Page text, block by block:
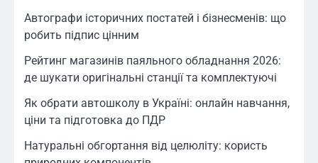
Автографи історичних постатей і бізнесменів: що
робить підпис цінним
Рейтинг магазинів паяльного обладнання 2026:
де шукати оригінальні станції та комплектуючі
Як обрати автошколу в Україні: онлайн навчання,
ціни та підготовка до ПДР
Натуральні обгортання від целюліту: користь